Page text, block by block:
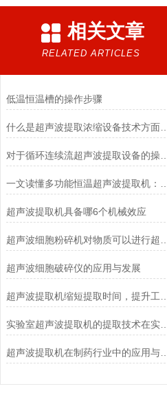
相关文章
RELATED ARTICLES
低温恒温槽的操作步骤
什么是超声波提取浓缩设备技术方面重要的进展之一
对于循环连续流超声波提取设备的操作还有什么要注意
超声波提取机具备哪6个机械效应
超声波细胞破碎仪的应用与发展
超声波提取机在制药行业中的应用与优势